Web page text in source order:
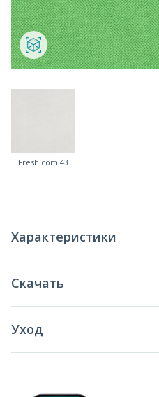
Fresh com 43
Характеристики
Скачать
Уход